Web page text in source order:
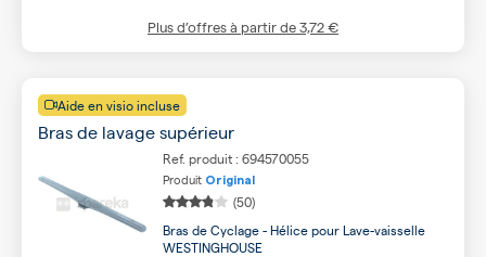
Plus d’offres à partir de3,72 €
Aide en visio incluse
Bras de lavage supérieur
Ref. produit : 694570055
Produit Original
(50)
Bras de Cyclage - Hélice pour Lave-vaisselle
WESTINGHOUSE